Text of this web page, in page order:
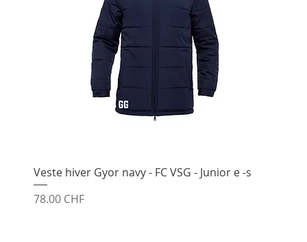
Veste hiver Gyor navy - FC VSG - Junior e -s
Prix
78.00 CHF